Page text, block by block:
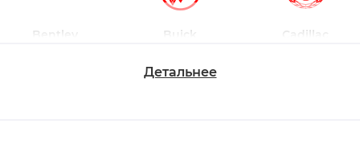
Bentley Buick Cadillac
Детальнее